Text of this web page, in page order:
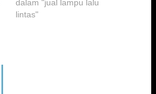
dalam "jual lampu lalu
lintas"